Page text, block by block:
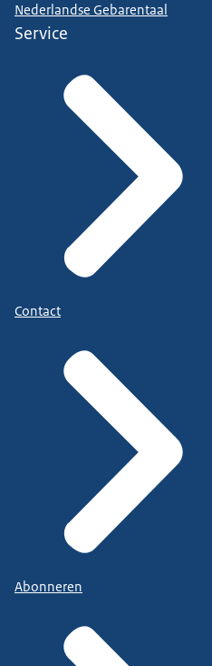
Nederlandse Gebarentaal
Service
Contact
Abonneren